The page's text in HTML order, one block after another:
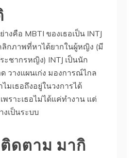
งคือ MBTI ของเธอเป็น INTJ
ลิกภาพที่หาได้ยากในผู้หญิง (มี
ะชากรหญิง) INTJ เป็นนัก
วางแผนเก่ง มองการณ์ไกล
มเธอถึงอยู่ในวงการได้
พราะเธอไม่ได้แค่ทำงาน แต่
เป็นระบบ
ดตาม มากิ